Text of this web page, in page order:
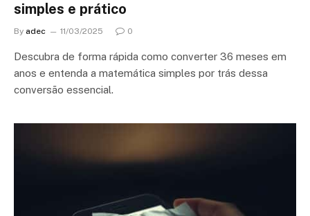
simples e prático
By adec 11/03/2025 0
Descubra de forma rápida como converter 36 meses em
anos e entenda a matemática simples por trás dessa
conversão essencial.